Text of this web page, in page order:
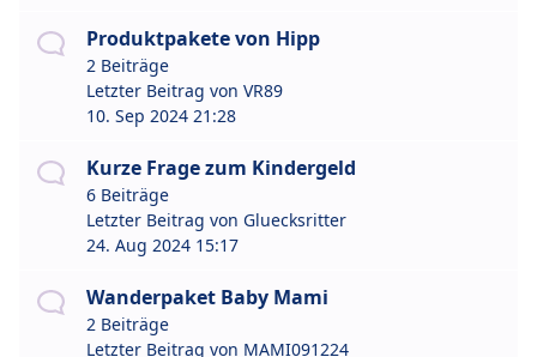
Produktpakete von Hipp
2 Beiträge
Letzter Beitrag von VR89
10. Sep 2024 21:28
Kurze Frage zum Kindergeld
6 Beiträge
Letzter Beitrag von Gluecksritter
24. Aug 2024 15:17
Wanderpaket Baby Mami
2 Beiträge
Letzter Beitrag von MAMI091224